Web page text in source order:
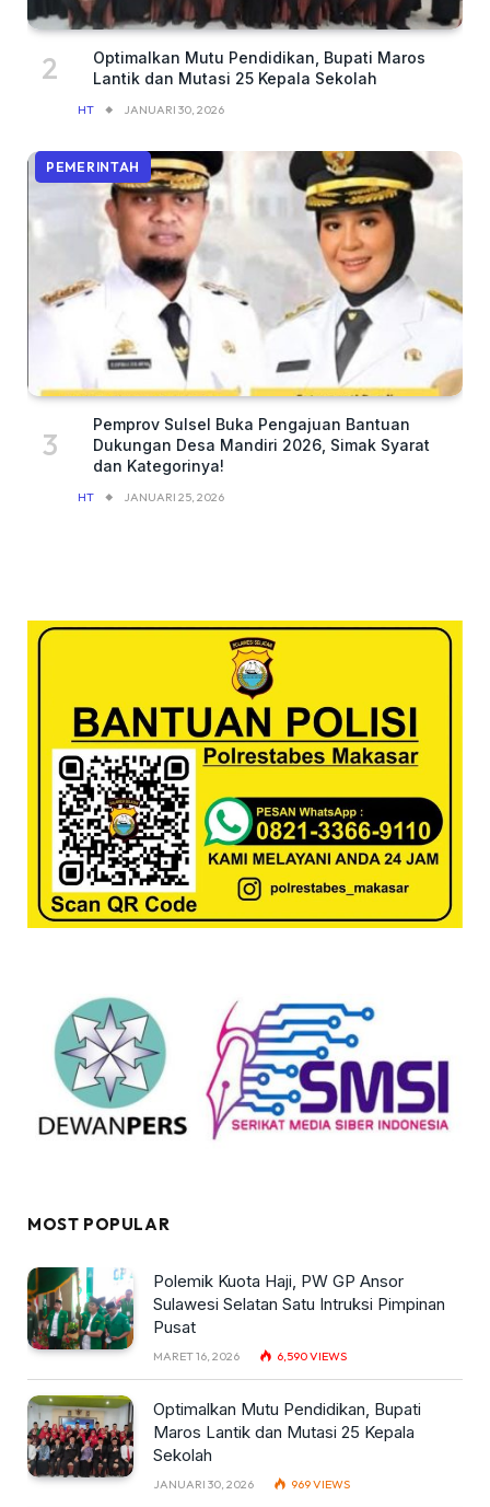
Optimalkan Mutu Pendidikan, Bupati Maros
Lantik dan Mutasi 25 Kepala Sekolah
HT JANUARI 30, 2026
PEMERINTAH
Pemprov Sulsel Buka Pengajuan Bantuan
Dukungan Desa Mandiri 2026, Simak Syarat
dan Kategorinya!
HT JANUARI 25, 2026
MOST POPULAR
Polemik Kuota Haji, PW GP Ansor
Sulawesi Selatan Satu Intruksi Pimpinan
Pusat
MARET 16, 2026 6,590VIEWS
Optimalkan Mutu Pendidikan, Bupati
Maros Lantik dan Mutasi 25 Kepala
Sekolah
JANUARI 30, 2026 969VIEWS